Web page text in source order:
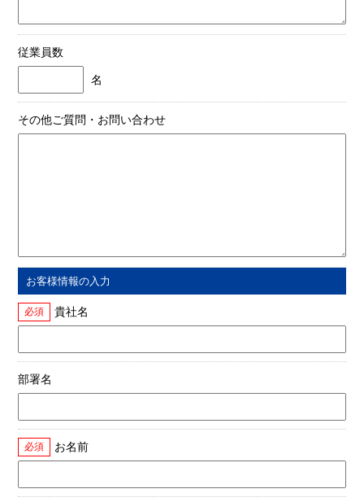
従業員数
名
その他ご質問・お問い合わせ
お客様情報の入力
貴社名
必須
部署名
お名前
必須